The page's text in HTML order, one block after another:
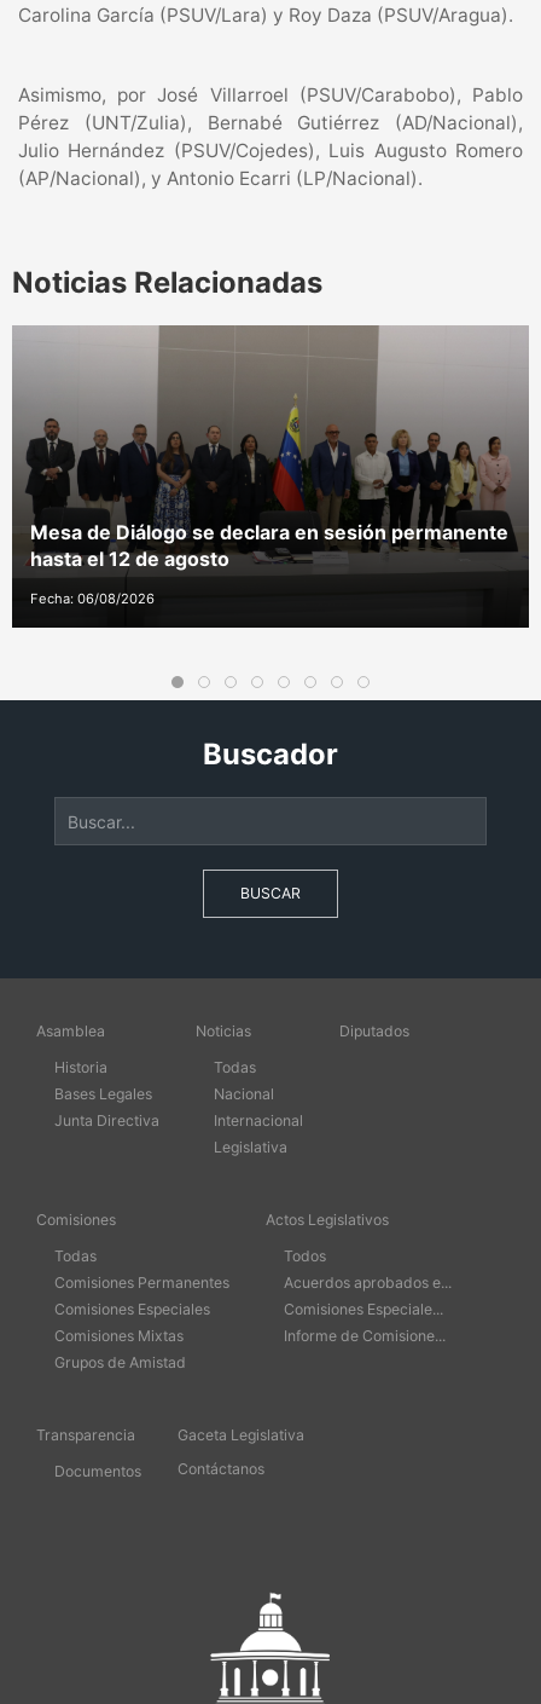
Carolina García (PSUV/Lara) y Roy Daza (PSUV/Aragua).
Asimismo, por José Villarroel (PSUV/Carabobo), Pablo
Pérez (UNT/Zulia), Bernabé Gutiérrez (AD/Nacional),
Julio Hernández (PSUV/Cojedes), Luis Augusto Romero
(AP/Nacional), y Antonio Ecarri (LP/Nacional).
Noticias Relacionadas
Mesa de Diálogo se declara en sesión permanente
hasta el 12 de agosto
Fecha: 06/08/2026
Buscador
BUSCAR
Asamblea
Historia
Bases Legales
Junta Directiva
Noticias
Todas
Nacional
Internacional
Legislativa
Diputados
Comisiones
Todas
Comisiones Permanentes
Comisiones Especiales
Comisiones Mixtas
Grupos de Amistad
Actos Legislativos
Todos
Acuerdos aprobados e...
Comisiones Especiale...
Informe de Comisione...
Transparencia
Documentos
Gaceta Legislativa
Contáctanos